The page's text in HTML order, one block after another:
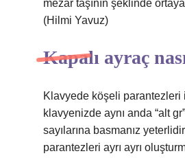
mezar taşının şeklinde ortaya
(Hilmi Yavuz)
Kapalı ayraç
Klavyede köşeli parantezleri
klavyenizde aynı anda “alt gr”
sayılarına basmanız
parantezleri ayrı ayrı